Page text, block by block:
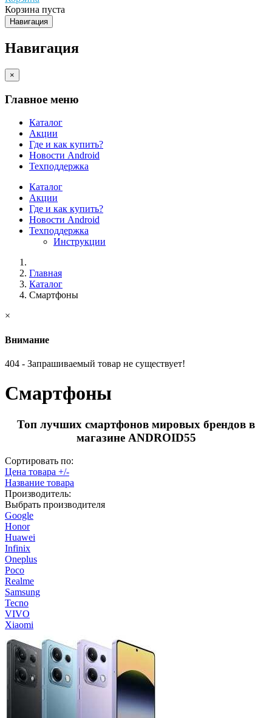
Корзина пуста
Навигация
Навигация
×
Главное меню
Каталог
Акции
Где и как купить?
Новости Android
Техподдержка
Каталог
Акции
Где и как купить?
Новости Android
Техподдержка
Инструкции
Главная
Каталог
Смартфоны
×
Внимание
404 - Запрашиваемый товар не существует!
Смартфоны
Топ лучших смартфонов мировых брендов в
магазине ANDROID55
Сортировать по:
Цена товара +/-
Название товара
Производитель:
Выбрать производителя
Google
Honor
Huawei
Infinix
Oneplus
Poco
Realme
Samsung
Tecno
VIVO
Xiaomi